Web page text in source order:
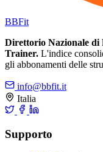
BBFit
Direttorio Nazionale di
Trainer. L'indice
gli abbonamenti delle
info@bbfit.it
Italia
Supporto